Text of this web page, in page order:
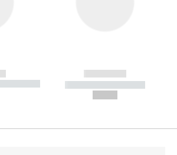
--------
------------
----------- -----------